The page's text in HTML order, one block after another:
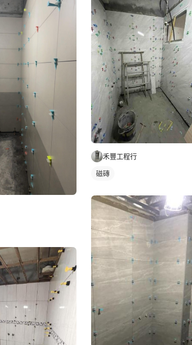
禾豐工程行
磁磚